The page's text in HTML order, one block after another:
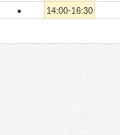
● 14:00-16:30